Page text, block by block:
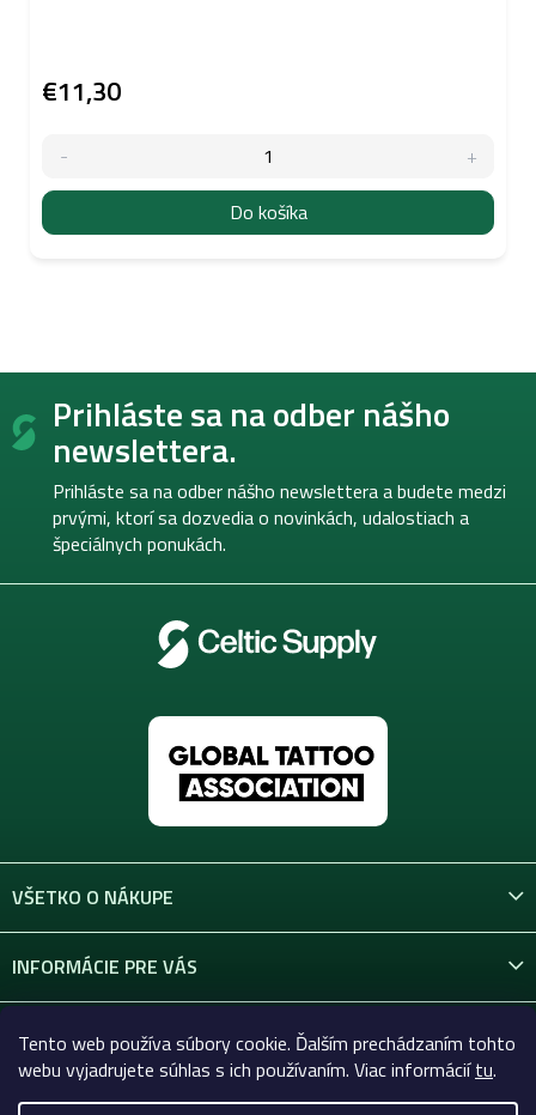
Tento web používa súbory cookie. Ďalším prechádzaním tohto
webu vyjadrujete súhlas s ich používaním. Viac informáciítu.
€11,30
Do košíka
Z
Prihláste sa na odber nášho
newslettera.
Prihláste sa na odber nášho newslettera a budete medzi
prvými, ktorí sa dozvedia o novinkách, udalostiach a
špeciálnych ponukách.
VŠETKO O NÁKUPE
INFORMÁCIE PRE VÁS
KONTAKT